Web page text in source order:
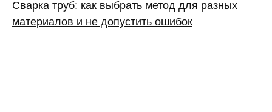
Сварка труб: как выбрать метод для разных
материалов и не допустить ошибок